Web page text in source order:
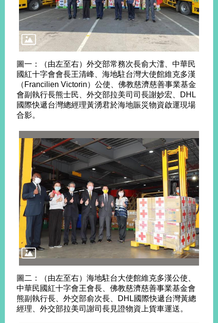
開
為
服
務
部
相
關
部
長
信
箱
粉
絲
專
頁
Instagram
X平台
(原推特)
YouTube
RSS
政
府
網
站
圖一：（由左至右）外交部常務次長俞大㵢、中華民
國紅十字會會長王清峰、海地駐台灣大使館維克多漢
（Francilien Victorin）公使、佛教慈濟慈善事業基金
會副執行長熊士民、外交部拉美司司長謝妙宏、DHL
國際快遞台灣總經理黃湧君於海地賑災物資啟運現場
合影。
圖二：（由左至右）海地駐台大使館維克多漢公使、
中華民國紅十字會王會長、佛教慈濟慈善事業基金會
熊副執行長、外交部俞次長、DHL國際快遞台灣黃總
經理、外交部拉美司謝司長見證物資上貨車運送。